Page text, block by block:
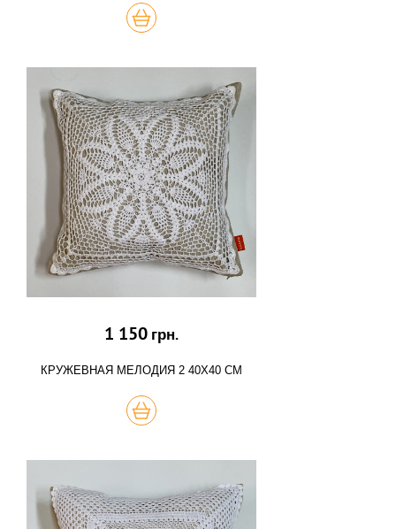
КУПИТЬ
1 150 грн.
КРУЖЕВНАЯ МЕЛОДИЯ 2 40Х40 СМ
КУПИТЬ